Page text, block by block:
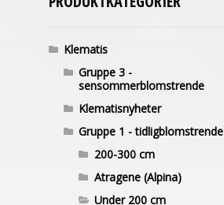
Klematis
Gruppe 3 -
sensommerblomstrende
Klematisnyheter
Gruppe 1 - tidligblomstrende
200-300 cm
Atragene (Alpina)
Under 200 cm